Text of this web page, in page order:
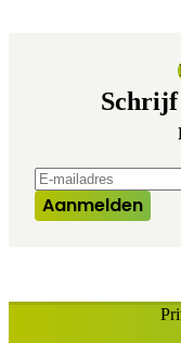
Schrijf
E-mailadres
Aanmelden